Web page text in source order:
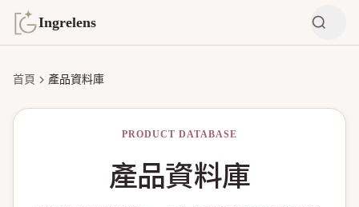
Ingrelens
首頁 產品資料庫
PRODUCT DATABASE
產品資料庫